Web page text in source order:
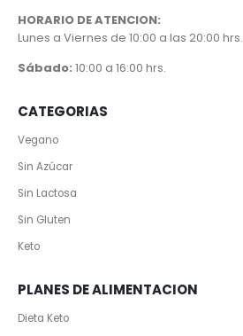
HORARIO DE ATENCION:
Lunes a Viernes de 10:00 a las 20:00 hrs.
Sábado: 10:00 a 16:00 hrs.
CATEGORIAS
Vegano
Sin Azúcar
Sin Lactosa
Sin Gluten
Keto
PLANES DE ALIMENTACION
Dieta Keto